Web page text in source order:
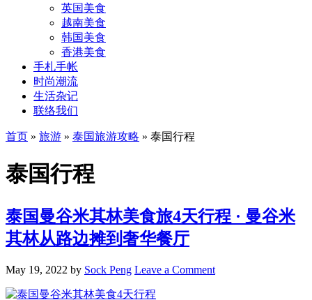
英国美食
越南美食
韩国美食
香港美食
手札手帐
时尚潮流
生活杂记
联络我们
首页 » 旅游 » 泰国旅游攻略 » 泰国行程
泰国行程
泰国曼谷米其林美食旅4天行程 · 曼谷米
其林从路边摊到奢华餐厅
May 19, 2022 by Sock Peng Leave a Comment